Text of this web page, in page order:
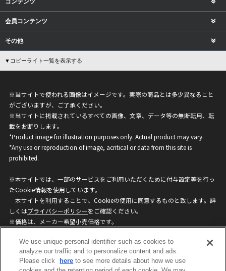
コンテンツ
会員コンテンツ
その他
▼コピーライト一覧を表示する
※当サイトで使われる画像はイメージです。実際の商品とは多少異なること
がございますが、ご了承ください。
※当サイトに掲載されているすべての画像、文章、データ等の無断転用、転
載をお断りします。
*Product image for illustration purposes only. Actual product may vary.
*Any use or reproduction of image, acritical or data from this site is
prohibited.
※本サイトでは、一部のサービスをご利用いただくために付与設定等を行っ
たCookie情報を使用しています。
本サイトを利用することで、Cookieの使用に同意するものと致します。詳
しくはプライバシーポリシーをご確認ください。
※価格は、メーカー希望小売価格です。
ざいますのでご了承ください。
We use unique personal identifier such as cookies to
analyze our traffic and to personalize content and ads.
Please click
here to see more details about how we use